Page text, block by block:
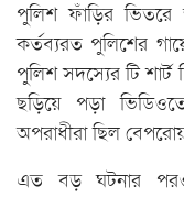
পুলিশ ফাঁড়ির ভিতরে
কর্তব্যরত পুলিশের
পুলিশ সদস্যের টি
ছড়িয়ে পড়া
অপরাধীরা ছিল
এত বড় ঘটনার পরও